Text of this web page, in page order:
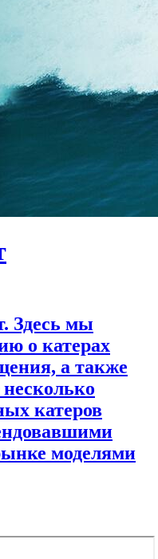
Здесь мы
о катерах
а также
катеров
моделями